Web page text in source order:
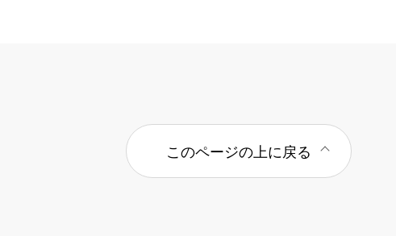
このページの上に戻る